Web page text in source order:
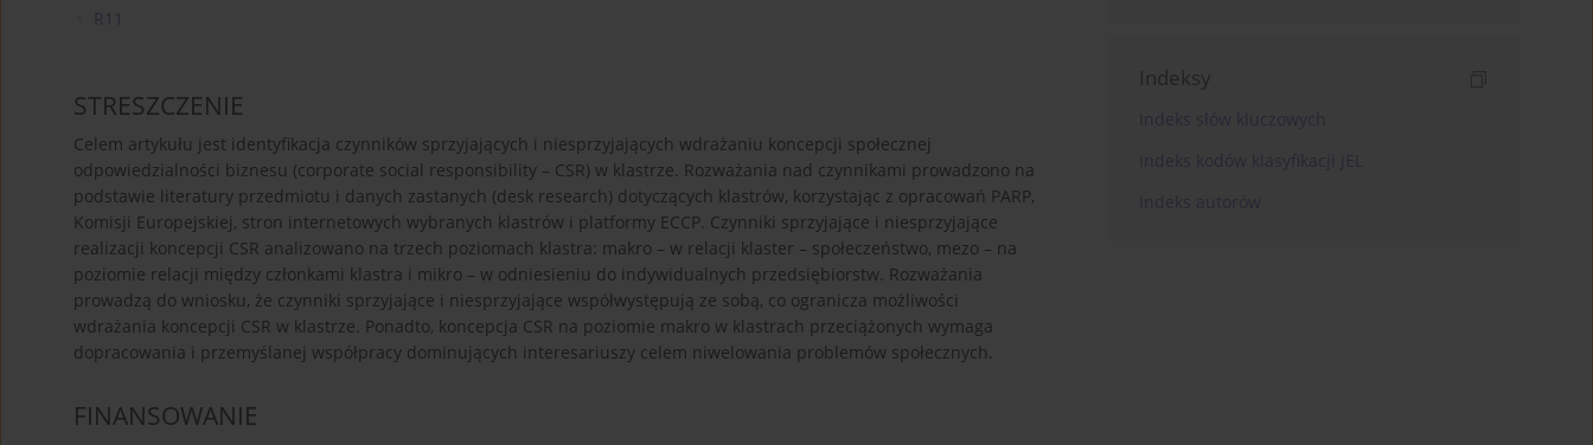
R11
STRESZCZENIE
Celem artykułu jest identyfikacja czynników sprzyjających i niesprzyjających wdrażaniu koncepcji społecznej
odpowiedzialności biznesu (corporate social responsibility – CSR) w klastrze. Rozważania nad czynnikami prowadzono na
podstawie literatury przedmiotu i danych zastanych (desk research) dotyczących klastrów, korzystając z opracowań PARP,
Komisji Europejskiej, stron internetowych wybranych klastrów i platformy ECCP. Czynniki sprzyjające i niesprzyjające
realizacji koncepcji CSR analizowano na trzech poziomach klastra: makro – w relacji klaster – społeczeństwo, mezo – na
poziomie relacji między członkami klastra i mikro – w odniesieniu do indywidualnych przedsiębiorstw. Rozważania
prowadzą do wniosku, że czynniki sprzyjające i niesprzyjające współwystępują ze sobą, co ogranicza możliwości
wdrażania koncepcji CSR w klastrze. Ponadto, koncepcja CSR na poziomie makro w klastrach przeciążonych wymaga
dopracowania i przemyślanej współpracy dominujących interesariuszy celem niwelowania problemów społecznych.
FINANSOWANIE
Indeksy